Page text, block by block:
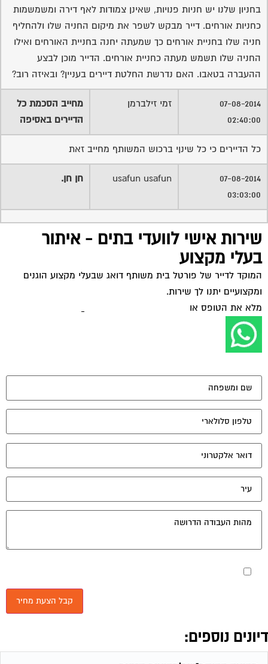
07-08-2014
03:03:00
usafun usafun חן חן.
שירות אישי לוועדי בתים - איתור
בעלי מקצוע
המוקד לדייר של פורטל בית משותף דואג שבעלי מקצוע הוגנים
ומקצועיים יתנו לך שירות.
מלא את הטופס אולחץ לשליחת הודעת ווצאפ
מאשר את תנאי הפרטיות
נוספים:
תביעה בביהמ"ש לתביעות קטנות
פורום משפטי לוועדי הבתים
הדייר בדירה שמעלי ערך שיפוצים בדירתו שכתוצאה מהם נגרם נזק לצנרת המשותפת, אחת